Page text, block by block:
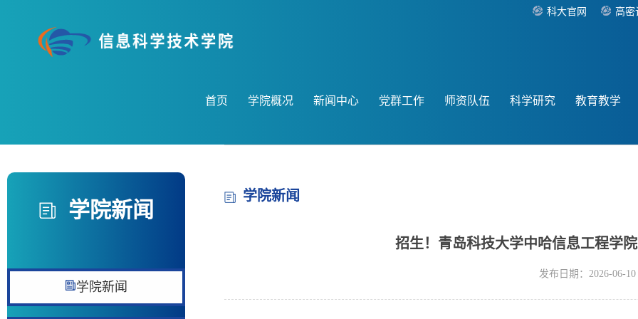
科大官网 高密
首页 学院概况 新闻中心 党群工作 师资队伍 科学研究 教育教学
学院新闻
学院新闻
学院新闻
招生！青岛科技大学中哈信息工程学
发布日期：2026-06-10